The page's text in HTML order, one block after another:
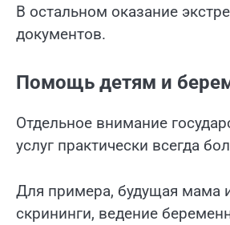
В остальном оказание
документов.
Помощь детям и
Отдельное внимание
услуг практически всегда
Для примера, будущая мама
скрининги, ведение